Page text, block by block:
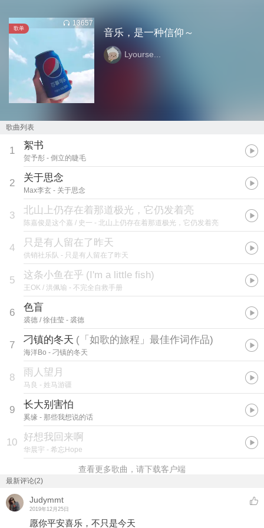
歌单
13657
音乐，是一种信仰～
Lyourse...
歌曲列表
1 絮书
贺予彤 - 倒立的睫毛
2 关于思念
Max李玄 - 关于思念
3 北山上仍存在着那道极光，它仍发着亮
陈嘉俊是这个嘉 / 史一 - 北山上仍存在着那道极光，它仍发着亮
4 只是有人留在了昨天
供销社乐队 - 只是有人留在了昨天
5 这条小鱼在乎 (I'm a little fish)
王OK / 洪佩瑜 - 不完全自救手册
6 色盲
裘德 / 徐佳莹 - 裘德
7 刁镇的冬天 ( 「如歌的旅程」最佳作词作品)
海洋Bo - 刁镇的冬天
8 雨人望月
马良 - 姓马游疆
9 长大别害怕
奚缘 - 那些我想说的话
10 好想我回来啊
华晨宇 - 希忘Hope
查看更多歌曲，请下载客户端
最新评论(2)
Judymmt
2019年12月25日
愿你平安喜乐，不只是今天